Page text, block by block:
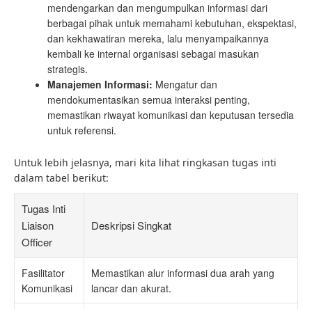
mendengarkan dan mengumpulkan informasi dari
berbagai pihak untuk memahami kebutuhan, ekspektasi,
dan kekhawatiran mereka, lalu menyampaikannya
kembali ke internal organisasi sebagai masukan
strategis.
Manajemen Informasi: Mengatur dan
mendokumentasikan semua interaksi penting,
memastikan riwayat komunikasi dan keputusan tersedia
untuk referensi.
Untuk lebih jelasnya, mari kita lihat ringkasan tugas inti
dalam tabel berikut:
Tugas Inti
Liaison
Officer
Deskripsi Singkat
Fasilitator
Komunikasi
Memastikan alur informasi dua arah yang
lancar dan akurat.